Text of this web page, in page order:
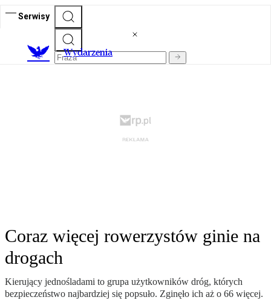
Serwisy
Wydarzenia
Coraz więcej rowerzystów ginie na
drogach
Kierujący jednośladami to grupa użytkowników dróg, których
bezpieczeństwo najbardziej się popsuło. Zginęło ich aż o 66 więcej.